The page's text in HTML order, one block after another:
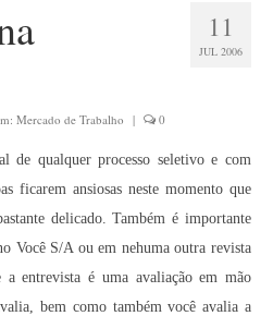
11
JUL 2006
Mercado de Trabalho | 0
de qualquer processo seletivo e com
ficarem ansiosas neste momento que
delicado. Também é importante
Você S/A ou em nehuma outra revista
entrevista é uma avaliação em mão
bem como também você avalia a